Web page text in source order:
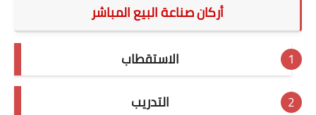
أركان صناعة البيع المباشر
الاستقطاب
التدريب